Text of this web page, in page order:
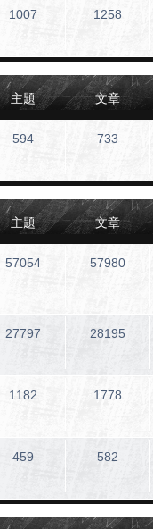
1007 1258
主題 文章
594 733
主題 文章
57054 57980
27797 28195
1182 1778
459 582